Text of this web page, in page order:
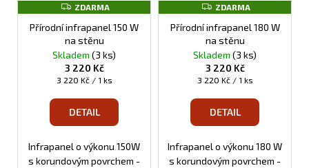
r
Z
D
A
M
A
ZDARMA
Přírodní infrapanel 150 W
na stěnu
Skladem (3 ks)
3 220 Kč
Měrná
3 220 Kč / 1 ks
DETAIL
Infrapanel o výkonu 150W
s korundovým povrchem -
Z
D
A
M
A
ZDARMA
Přírodní infrapanel 180 W
na stěnu
Skladem (3 ks)
3 220 Kč
Měrná
3 220 Kč / 1 ks
DETAIL
Infrapanel o výkonu 180 W
s korundovým povrchem -